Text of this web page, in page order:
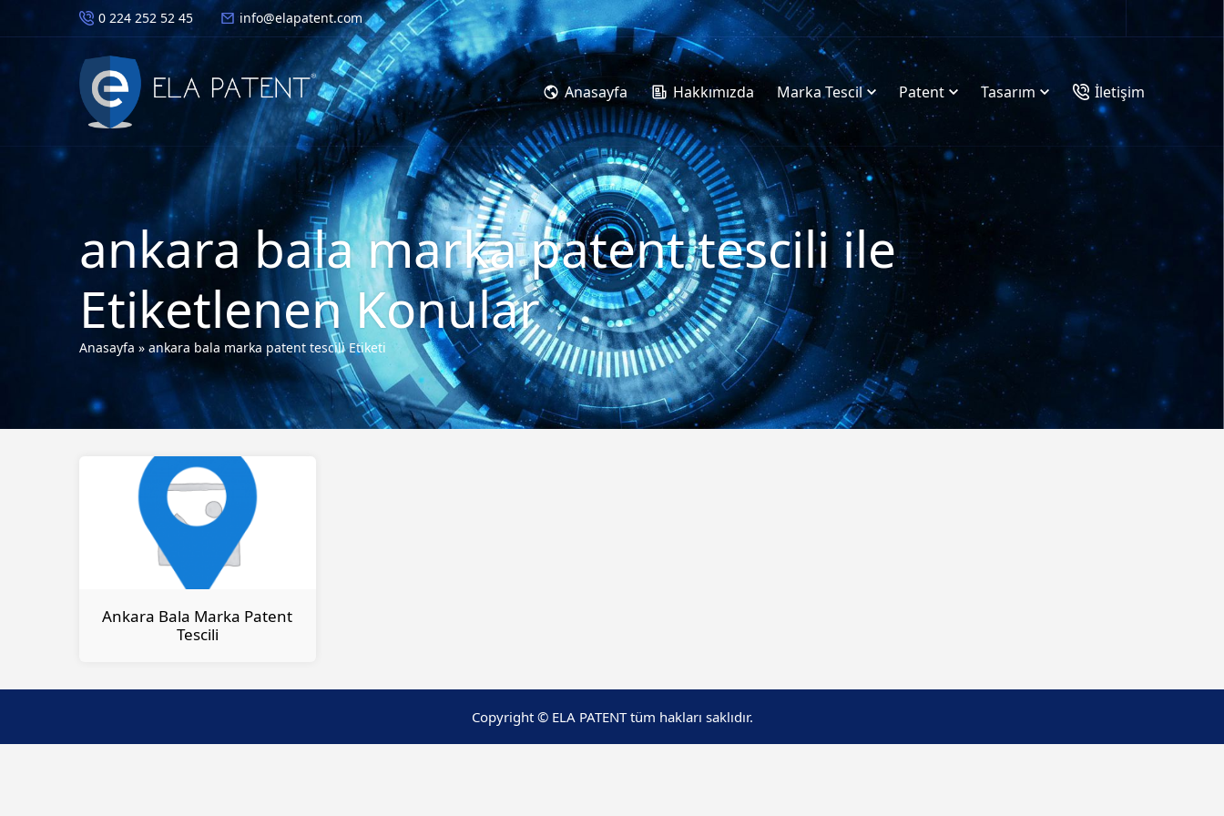
0 224 252 52 45 info@elapatent.com
Anasayfa Hakkımızda Marka Tescil Patent Tasarım İletişim
ankara bala marka patent tescili ile
Etiketlenen Konular
Anasayfa » ankara bala marka patent tescili Etiketi
Ankara Bala Marka Patent
Tescili
Copyright © ELA PATENT tüm hakları saklıdır.